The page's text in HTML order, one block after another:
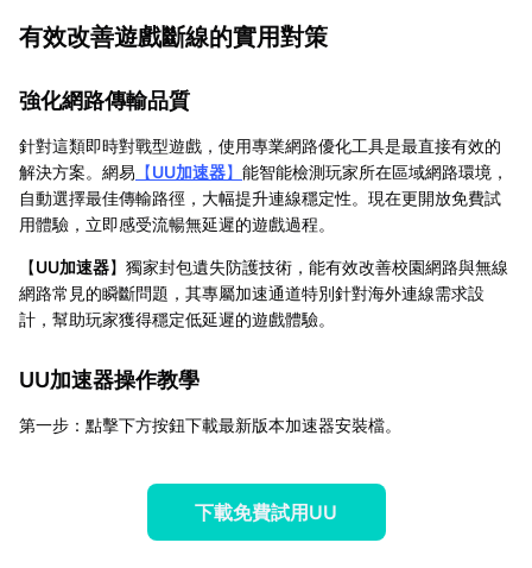
有效改善遊戲斷線的實用對策
強化網路傳輸品質
針對這類即時對戰型遊戲，使用專業網路優化工具是最直接有效的
解決方案。網易 【UU加速器】 能智能檢測玩家所在區域網路環境，
自動選擇最佳傳輸路徑，大幅提升連線穩定性。現在更開放免費試
用體驗，立即感受流暢無延遲的遊戲過程。
【UU加速器】獨家封包遺失防護技術，能有效改善校園網路與無線
網路常見的瞬斷問題，其專屬加速通道特別針對海外連線需求設
計，幫助玩家獲得穩定低延遲的遊戲體驗。
UU加速器操作教學
第一步：點擊下方按鈕下載最新版本加速器安裝檔。
下載免費試用UU